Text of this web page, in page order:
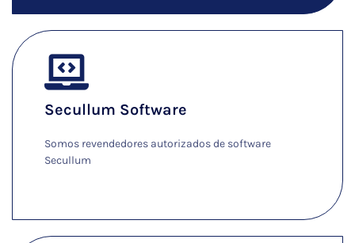
Secullum Software
Somos revendedores autorizados de software
Secullum